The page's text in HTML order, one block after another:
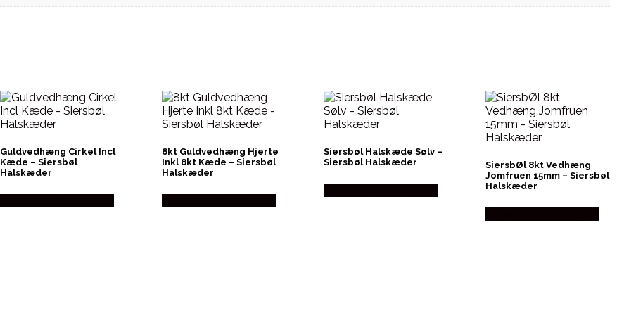
Guldvedhæng Cirkel Incl
Kæde – Siersbøl
Halskæder
8kt Guldvedhæng Hjerte
Inkl 8kt Kæde – Siersbøl
Halskæder
Siersbøl Halskæde Sølv –
Siersbøl Halskæder
SiersbØl 8kt Vedhæng
Jomfruen 15mm – Siersbøl
Halskæder